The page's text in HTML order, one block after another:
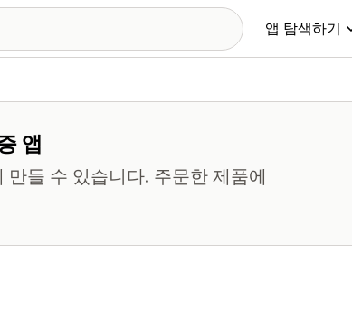
앱 탐색하기
앱
들 수 있습니다. 주문한 제품에